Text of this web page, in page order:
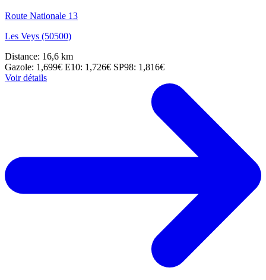
Route Nationale 13
Les Veys (50500)
Distance: 16,6 km
Gazole: 1,699€ E10: 1,726€ SP98: 1,816€
Voir détails